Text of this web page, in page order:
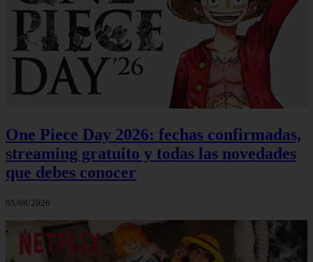
One Piece Day 2026: fechas confirmadas,
streaming gratuito y todas las novedades
que debes conocer
05/08/2026